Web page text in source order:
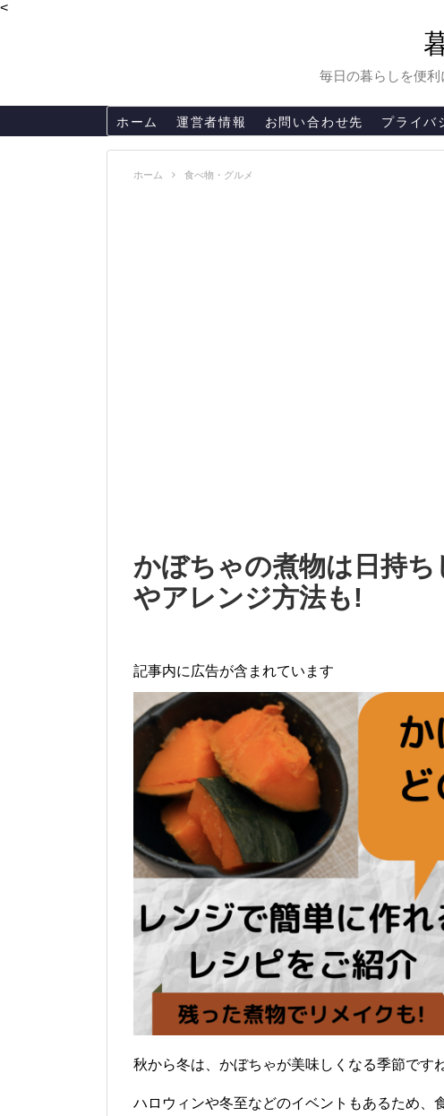
<
毎日の暮らしを便
ホーム 運営者情報 お問い合わせ先 プライバ
ホーム 食べ物・グルメ
かぼちゃの煮物は日持
やアレンジ方法も!
記事内に広告が含まれています
秋から冬は、かぼちゃが美味しくなる季節ですね
ハロウィンや冬至などのイベントもあるため、